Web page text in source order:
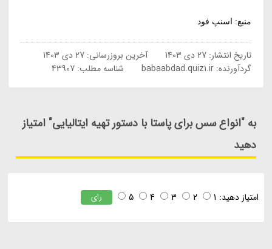
منبع: اسنپ فود
تاریخ انتشار:27 دی 1403 آخرین بروزرسانی:27 دی 1403
گردآورنده:babaabdad.quiz1.ir شناسه مطلب: 43907
به "انواع سس برای پاستا با دستور تهیه ایتالیایی" امتیاز
دهید
امتیاز دهید: 1
2
3
4
5 رای